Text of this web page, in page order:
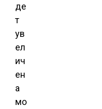
де
т
ув
ел
ич
ен
а
мо